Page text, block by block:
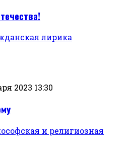
лирика
2023 13:30
и религиозная